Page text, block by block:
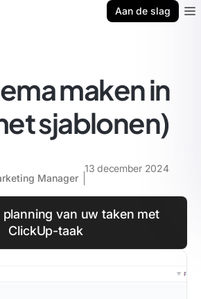
Aan de slag
maken in
sjablonen)
Manager
13 december 2024
van uw taken met
ClickUp-taak